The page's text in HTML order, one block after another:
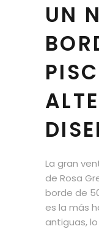
UN
La gran
de Rosa
borde de
es la más
antiguas,